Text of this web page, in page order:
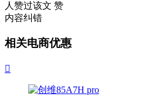
人赞过该文 赞
内容纠错
相关电商优惠
